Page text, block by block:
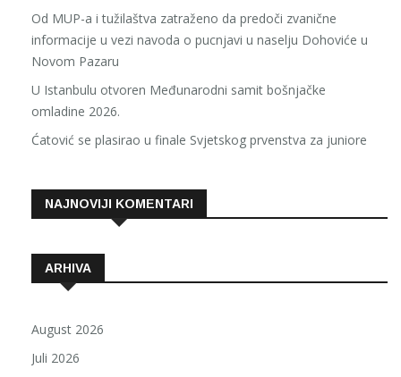
Od MUP-a i tužilaštva zatraženo da predoči zvanične
informacije u vezi navoda o pucnjavi u naselju Dohoviće u
Novom Pazaru
U Istanbulu otvoren Međunarodni samit bošnjačke
omladine 2026.
Ćatović se plasirao u finale Svjetskog prvenstva za juniore
NAJNOVIJI KOMENTARI
ARHIVA
August 2026
Juli 2026